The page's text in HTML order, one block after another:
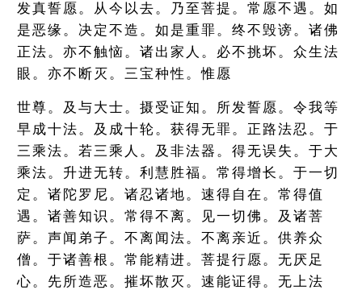
发真誓愿。从今以去。乃至菩提。常愿不遇。如
是恶缘。决定不造。如是重罪。终不毁谤。诸佛
正法。亦不触恼。诸出家人。必不挑坏。众生法
眼。亦不断灭。三宝种性。惟愿
世尊。及与大士。摄受证知。所发誓愿。令我等
早成十法。及成十轮。获得无罪。正路法忍。于
三乘法。若三乘人。及非法器。得无误失。于大
乘法。升进无转。利慧胜福。常得增长。于一切
定。诸陀罗尼。诸忍诸地。速得自在。常得值
遇。诸善知识。常得不离。见一切佛。及诸菩
萨。声闻弟子。不离闻法。不离亲近。供养众
僧。于诸善根。常能精进。菩提行愿。无厌足
心。先所造恶。摧坏散灭。速能证得。无上法